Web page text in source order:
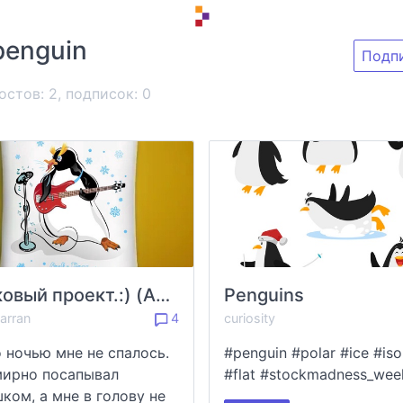
2, подписок: 0
ФЭйковый проект.:) (Adobe illustrator + Photoshop ). Июль 2022г
4
ночью мне не спалось.
посапывал
а мне в голову не
Penguins
curiosity
#penguin #polar #ice
#flat